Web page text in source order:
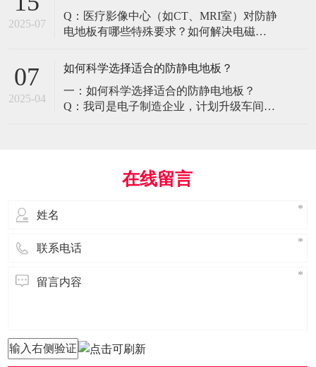
境要求 • 防爆等级：Ex IIB T4（ATEX认
证） • 静电泄放速度：<0.
2025-07
Q：医疗影像中心（如CT、MRI室）对防静
电地板有哪些特殊要求？如何解决电磁干
环境特殊性对防静电地板提出了前所未有
疗影像环境的特殊需求 电磁兼容性要求 •
MRI室需完全无磁：磁化率<0.001（
07
2025-04
如何科学选择适合的防静电地板？
一：如何科学选择适合的防静电地板？
Q：我司是电子制造企业，计划升级车间地
用场景、技术指标及长期维护成本综合考
量。作为深耕行业多年的广东立品地板科
在线留言